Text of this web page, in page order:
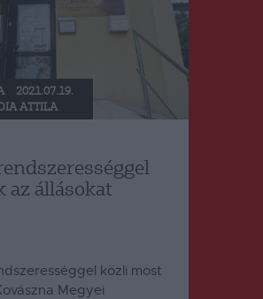
2021.07.19.
ATTILA
az állásokat
közli most
Megyei